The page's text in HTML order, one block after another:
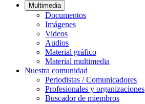
Multimedia
Documentos
Imágenes
Videos
Audios
Material gráfico
Material multimedia
Nuestra comunidad
Periodistas / Comunicadores
Profesionales y organizaciones
Buscador de miembros